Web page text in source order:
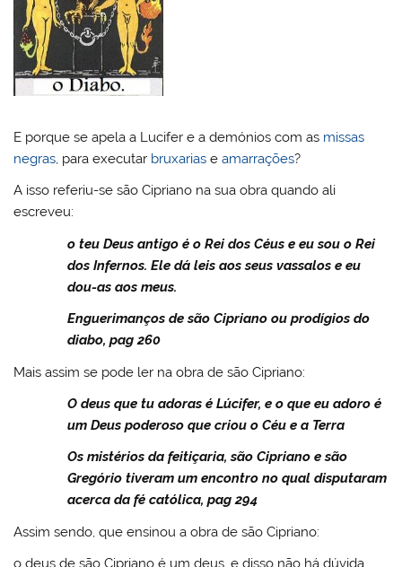
E porque se apela a Lucifer e a demónios com as missas
negras, para executar bruxarias eamarrações?
A isso referiu-se são Cipriano na sua obra quando ali
escreveu:
o teu Deus antigo é o Rei dos Céus e eu sou o Rei
dos Infernos. Ele dá leis aos seus vassalos e eu
dou-as aos meus.
Enguerimanços de são Cipriano ou prodígios do
diabo, pag 260
Mais assim se pode ler na obra de são Cipriano:
O deus que tu adoras é Lúcifer, e o que eu adoro é
um Deus poderoso que criou o Céu e a Terra
Os mistérios da feitiçaria, são Cipriano e são
Gregório tiveram um encontro no qual disputaram
acerca da fé católica, pag 294
Assim sendo, que ensinou a obra de são Cipriano:
o deus de são Cipriano é um deus, e disso não há dúvida